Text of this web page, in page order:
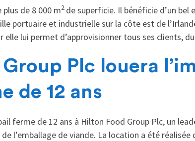
de 8 000 m2 de superficie. Il bénéficie d’un bel
portuaire et industrielle sur la côte est de
lui permet d’approvisionner tous ses clients,
Plc louera
de 12 ans
ferme de 12 ans à Hilton Food Group Plc, un
l’emballage de viande. La location a été réalisée